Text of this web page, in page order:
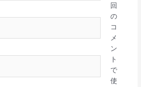
回
の
コ
メ
ン
ト
で
使